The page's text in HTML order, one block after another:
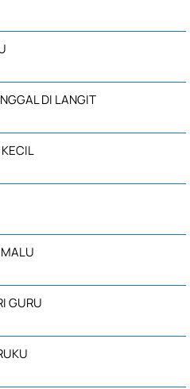
DI LANGIT
GURU